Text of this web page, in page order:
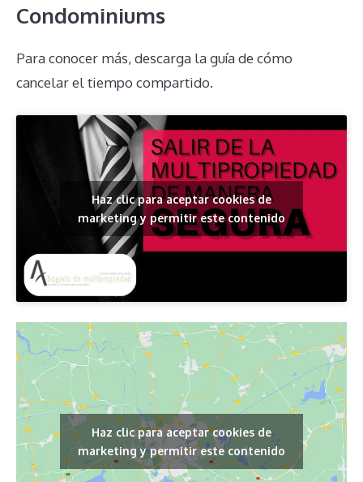
Condominiums
Para conocer más, descarga la guía de cómo
cancelar el tiempo compartido.
Haz clic para aceptar cookies de
marketing y permitir este contenido
Haz clic para aceptar cookies de
marketing y permitir este contenido